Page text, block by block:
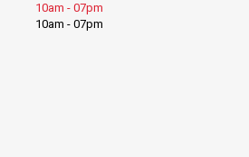
10am - 07pm
10am - 07pm